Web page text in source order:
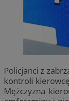
Policjanci z
kontroli
Mężczyzna